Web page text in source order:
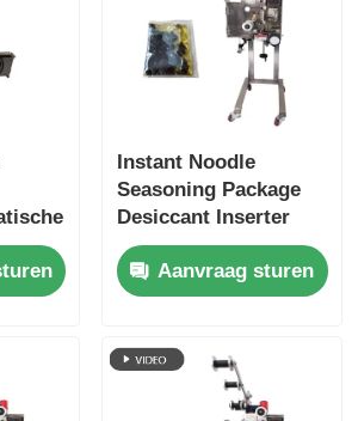
van de netwerkzak
voor visueel tellen
Instant Noodle
Seasoning Package
Desiccant Inserter
Machine 220
zakken/min
Aanvraag sturen